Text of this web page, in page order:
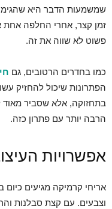
שמשמעות הדבר היא
זמן קצר, אחרי החלפה אחת
פשוט לא שווה את זה.
כמו בחדרים הרטובים, גם
הפתרונות שיכול להחזיק
בתחזוקה, אלא שסביר
הרבה יותר עם פתרון כזה.
אפשרויות
אריחי קרמיקה מגיעים כיום
וצבעים. עם קצת סבלנות